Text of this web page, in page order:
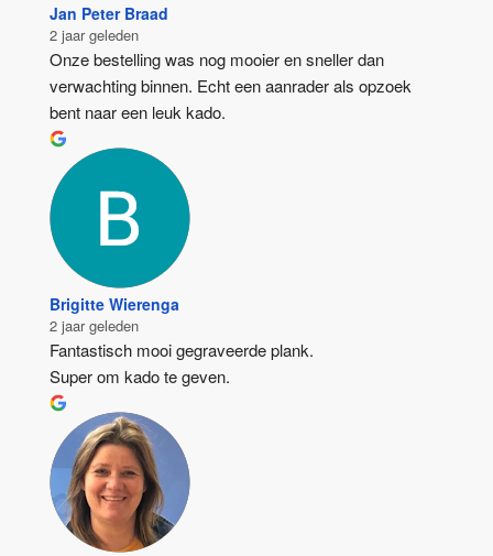
Jan Peter Braad
2 jaar geleden
Onze bestelling was nog mooier en sneller dan
verwachting binnen. Echt een aanrader als opzoek
bent naar een leuk kado.
Brigitte Wierenga
2 jaar geleden
Fantastisch mooi gegraveerde plank.
Super om kado te geven.